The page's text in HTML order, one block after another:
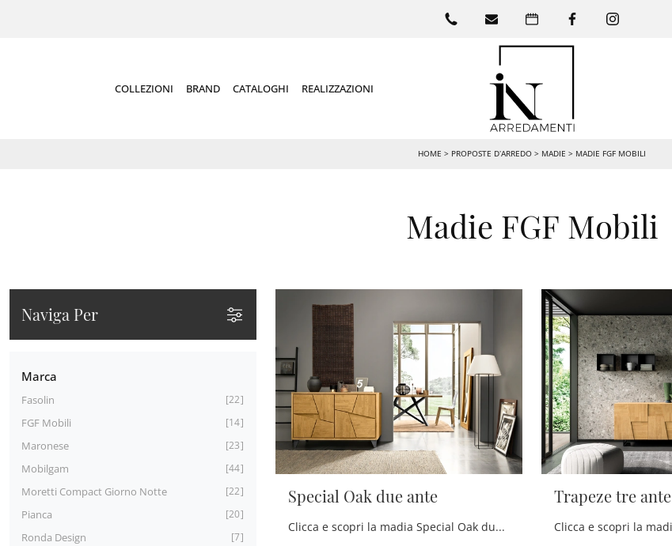
COLLEZIONI BRAND CATALOGHI REALIZZAZIONI
HOME > PROPOSTE D’ARREDO > MADIE > MADIE FGF MOBILI
Madie FGF Mobili
Naviga Per
Marca
Fasolin 22
FGF Mobili 14
Maronese 23
Mobilgam 44
Moretti Compact Giorno Notte 22
Pianca 20
Ronda Design 7
Special Oak due ante
Clicca e scopri la madia Special Oak due ante FGF Mobili: se vuoi mobili in legno per stanze moderne, questa è la soluzione ottimale per te!
Trapeze tre ante